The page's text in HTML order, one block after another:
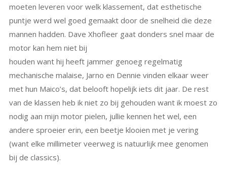
moeten leveren voor welk klassement, dat esthetische
puntje werd wel goed gemaakt door de snelheid die deze
mannen hadden. Dave Xhofleer gaat donders snel maar de
motor kan hem niet bij
houden want hij heeft jammer genoeg regelmatig
mechanische malaise, Jarno en Dennie vinden elkaar weer
met hun Maico’s, dat belooft hopelijk iets dit jaar. De rest
van de klassen heb ik niet zo bij gehouden want ik moest zo
nodig aan mijn motor pielen, jullie kennen het wel, een
andere sproeier erin, een beetje klooien met je vering
(want elke millimeter veerweg is natuurlijk mee genomen
bij de classics).